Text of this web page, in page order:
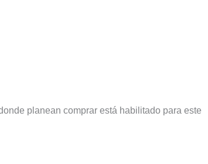
planean comprar está habilitado para este